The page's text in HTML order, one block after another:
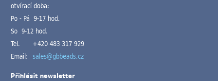
otvírací doba:
Po - Pá 9-17 hod.
So 9-12 hod.
Tel.
+420 483 317 929
Email: sales@gbbeads.cz
Přihlásit newsletter